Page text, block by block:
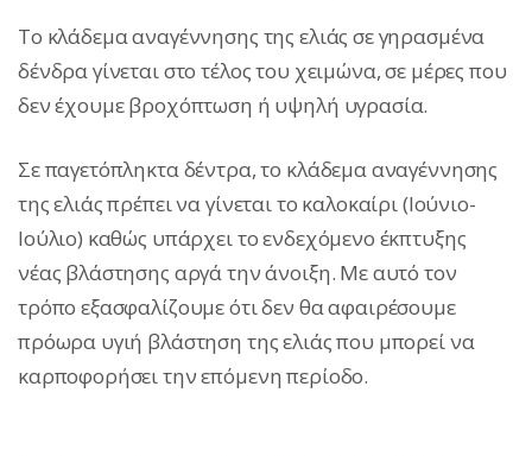
Το κλάδεμα αναγέννησης της ελιάς σε γηρασμένα
δένδρα γίνεται στο τέλος του χειμώνα, σε μέρες που
δεν έχουμε βροχόπτωση ή υψηλή υγρασία.
Σε παγετόπληκτα δέντρα, το κλάδεμα αναγέννησης
της ελιάς πρέπει να γίνεται το καλοκαίρι (Ιούνιο-
Ιούλιο) καθώς υπάρχει το ενδεχόμενο έκπτυξης
νέας βλάστησης αργά την άνοιξη. Με αυτό τον
τρόπο εξασφαλίζουμε ότι δεν θα αφαιρέσουμε
πρόωρα υγιή βλάστηση της ελιάς που μπορεί να
καρποφορήσει την επόμενη περίοδο.